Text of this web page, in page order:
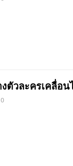
ตัวละครเคลื่อน
0